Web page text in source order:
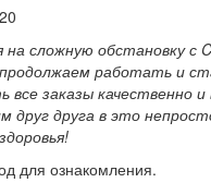
сложную обстановку с
работать и
все заказы качественно и
друг друга в это
для ознакомления.